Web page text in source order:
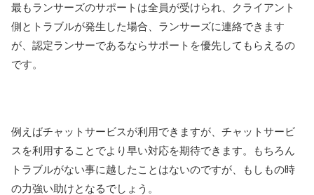
最もランサーズのサポートは全員が受けられ、クライアント
側とトラブルが発生した場合、ランサーズに連絡できます
が、認定ランサーであるならサポートを優先してもらえるの
です。
例えばチャットサービスが利用できますが、チャットサービ
スを利用することでより早い対応を期待できます。もちろん
トラブルがない事に越したことはないのですが、もしもの時
の力強い助けとなるでしょう。